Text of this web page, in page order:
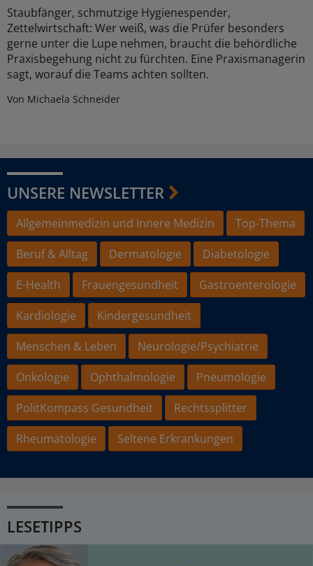
Staubfänger, schmutzige Hygienespender,
Zettelwirtschaft: Wer weiß, was die Prüfer besonders
gerne unter die Lupe nehmen, braucht die behördliche
Praxisbegehung nicht zu fürchten. Eine Praxismanagerin
sagt, worauf die Teams achten sollten.
Von Michaela Schneider
UNSERE NEWSLETTER
Allgemeinmedizin und Innere Medizin
Top-Thema
Beruf & Alltag
Dermatologie
Diabetologie
E-Health
Frauengesundheit
Gastroenterologie
Kardiologie
Kindergesundheit
Menschen & Leben
Neurologie/Psychiatrie
Onkologie
Ophthalmologie
Pneumologie
PolitKompass Gesundheit
Rechtssplitter
Rheumatologie
Seltene Erkrankungen
LESETIPPS